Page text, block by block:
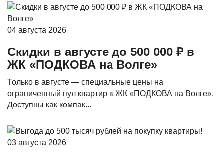
04 августа 2026
Скидки в августе до 500 000 ₽ в
ЖК «ПОДКОВА на Волге»
Только в августе — специальные цены на
ограниченный пул квартир в ЖК «ПОДКОВА на Волге».
Доступны как компак...
03 августа 2026